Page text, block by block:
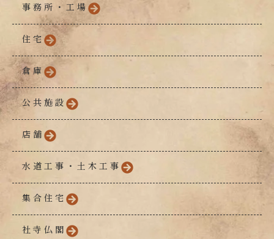
事務所・工場
住宅
倉庫
公共施設
店舗
水道工事・土木工事
集合住宅
社寺仏閣